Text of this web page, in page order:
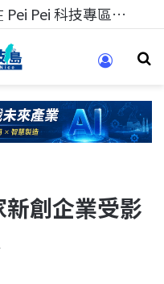
科技人的經驗傳承地！在 Pei Pei 科技專區，與學弟妹交流最硬核的技術
創企業受影